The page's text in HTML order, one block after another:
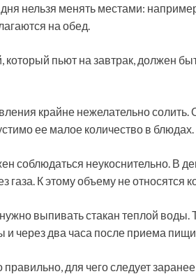
нельзя менять местами:
на обед.
пьют на завтрак, должен
крайне нежелательно солить.
ее малое количество в блюдах.
соблюдаться неукоснительно. В
газа. К этому объему не относятся
выпивать стакан теплой воды.
и через два часа после приема пищи.
для чего следует